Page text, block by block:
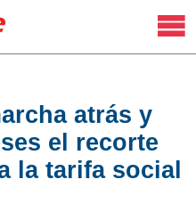
atrás y
el recorte
la tarifa social